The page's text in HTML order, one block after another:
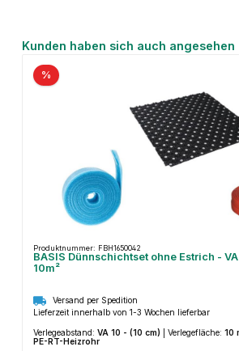
Produktgalerie überspringen
Kunden haben sich auch angesehen
%
Produktnummer: FBH1650042
BASIS Dünnschichtset ohne Estrich - VA
10m²
Versand per Spedition
Lieferzeit innerhalb von 1-3 Wochen lieferbar
Verlegeabstand: VA 10 - (10 cm) Verlegefläche: 10
PE-RT-Heizrohr